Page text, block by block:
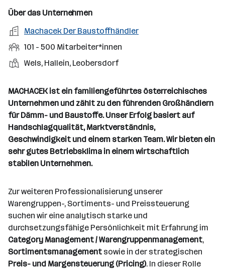
g
s
r
t
n
e
b
n
s
m
o
d
e
t
o
t
u
s
f
l
e
r
f
n
e
S
l
l
e
n
Über das Unternehmen
A
r
e
t
g
e
b
e
r
Machacek Der Baustoffhändler
M
i
t
r
b
e
i
t
e
r
i
n
n
e
n
a
n
101 - 500 Mitarbeiter*innen
S
a
n
d
o
r
t
e
Wels, Hallein, Leobersdorf
MACHACEK ist ein familiengeführtes österreichisches
Unternehmen und zählt zu den führenden Großhändlern
für Dämm- und Baustoffe. Unser Erfolg basiert auf
Handschlagqualität, Marktverständnis,
Geschwindigkeit und einem starken Team. Wir bieten ein
sehr gutes Betriebsklima in einem wirtschaftlich
stabilen Unternehmen.
Zur weiteren Professionalisierung unserer
Warengruppen-, Sortiments- und Preissteuerung
suchen wir eine analytisch starke und
durchsetzungsfähige Persönlichkeit mit Erfahrung im
Category Management / Warengruppenmanagement,
Sortimentsmanagement sowie in der strategischen
Preis- und Margensteuerung (Pricing). In dieser Rolle